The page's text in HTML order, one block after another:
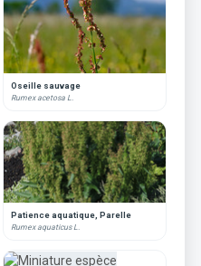
Oseille sauvage
Rumex acetosa L.
Patience aquatique, Parelle
Rumex aquaticus L.